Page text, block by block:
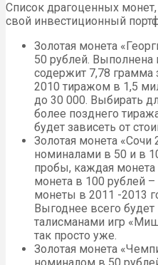
Список драгоценных
свой инвестиционный
Золотая монета
50 рублей. Выполнена
содержит 7,78 грамма
2010 тиражом в 1,5
до 30 000. Выбирать
более позднего
будет зависеть от
Золотая монета
номиналами в 50 и в
пробы, каждая монета
монета в 100 рублей
монеты в 2011 -2013
Выгоднее всего
талисманами игр
так просто уже.
Золотая монета